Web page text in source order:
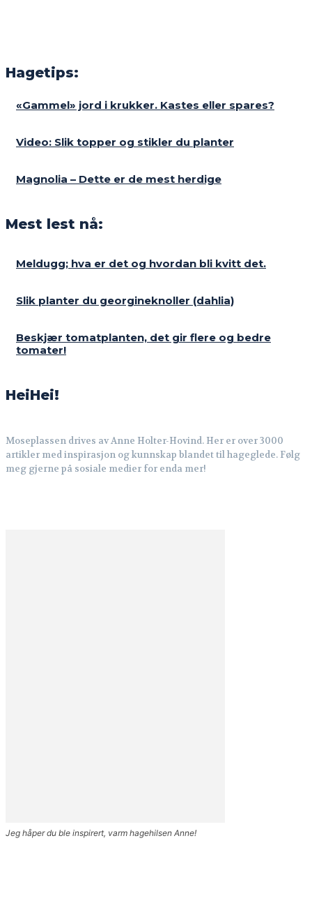
Hagetips:
«Gammel» jord i krukker. Kastes eller spares?
Video: Slik topper og stikler du planter
Magnolia – Dette er de mest herdige
Mest lest nå:
Meldugg; hva er det og hvordan bli kvitt det.
Slik planter du georgineknoller (dahlia)
Beskjær tomatplanten, det gir flere og bedre
tomater!
HeiHei!
Moseplassen drives av Anne Holter-Hovind. Her er over 3000
artikler med inspirasjon og kunnskap blandet til hageglede. Følg
meg gjerne på sosiale medier for enda mer!
Jeg håper du ble inspirert, varm hagehilsen Anne!